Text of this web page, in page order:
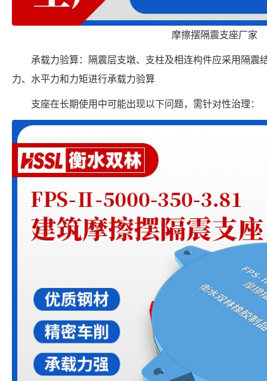
摩擦摆隔震支座厂家
承载力验算：隔震层支墩、支柱及相连构件应采用隔震
力、水平力和力矩进行承载力验算
支座在长期使用中可能出现以下问题，需针对性治理：